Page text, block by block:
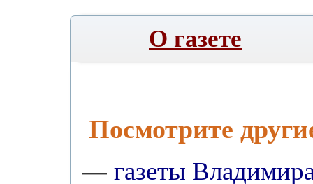
О газете
Посмотрите
— газеты